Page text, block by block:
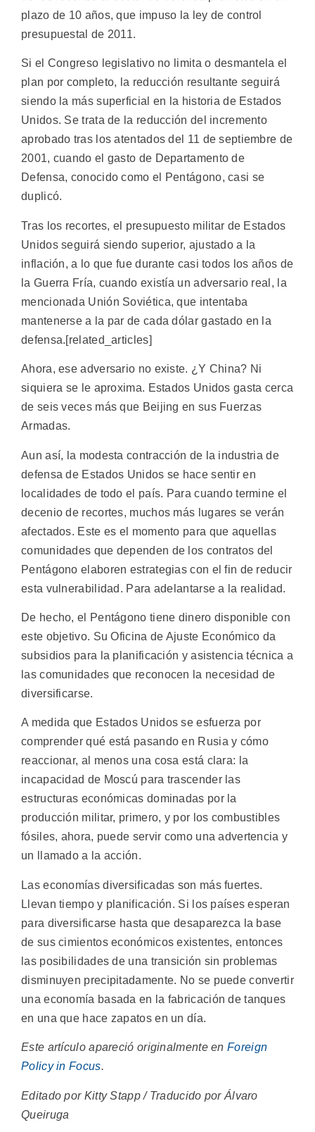
plazo de 10 años, que impuso la ley de control
presupuestal de 2011.
Si el Congreso legislativo no limita o desmantela el
plan por completo, la reducción resultante seguirá
siendo la más superficial en la historia de Estados
Unidos. Se trata de la reducción del incremento
aprobado tras los atentados del 11 de septiembre de
2001, cuando el gasto de Departamento de
Defensa, conocido como el Pentágono, casi se
duplicó.
Tras los recortes, el presupuesto militar de Estados
Unidos seguirá siendo superior, ajustado a la
inflación, a lo que fue durante casi todos los años de
la Guerra Fría, cuando existía un adversario real, la
mencionada Unión Soviética, que intentaba
mantenerse a la par de cada dólar gastado en la
defensa.[related_articles]
Ahora, ese adversario no existe. ¿Y China? Ni
siquiera se le aproxima. Estados Unidos gasta cerca
de seis veces más que Beijing en sus Fuerzas
Armadas.
Aun así, la modesta contracción de la industria de
defensa de Estados Unidos se hace sentir en
localidades de todo el país. Para cuando termine el
decenio de recortes, muchos más lugares se verán
afectados. Este es el momento para que aquellas
comunidades que dependen de los contratos del
Pentágono elaboren estrategias con el fin de reducir
esta vulnerabilidad. Para adelantarse a la realidad.
De hecho, el Pentágono tiene dinero disponible con
este objetivo. Su Oficina de Ajuste Económico da
subsidios para la planificación y asistencia técnica a
las comunidades que reconocen la necesidad de
diversificarse.
A medida que Estados Unidos se esfuerza por
comprender qué está pasando en Rusia y cómo
reaccionar, al menos una cosa está clara: la
incapacidad de Moscú para trascender las
estructuras económicas dominadas por la
producción militar, primero, y por los combustibles
fósiles, ahora, puede servir como una advertencia y
un llamado a la acción.
Las economías diversificadas son más fuertes.
Llevan tiempo y planificación. Si los países esperan
para diversificarse hasta que desaparezca la base
de sus cimientos económicos existentes, entonces
las posibilidades de una transición sin problemas
disminuyen precipitadamente. No se puede convertir
una economía basada en la fabricación de tanques
en una que hace zapatos en un día.
Este artículo apareció originalmente en Foreign
Policy in Focus.
Editado por Kitty Stapp / Traducido por Álvaro
Queiruga